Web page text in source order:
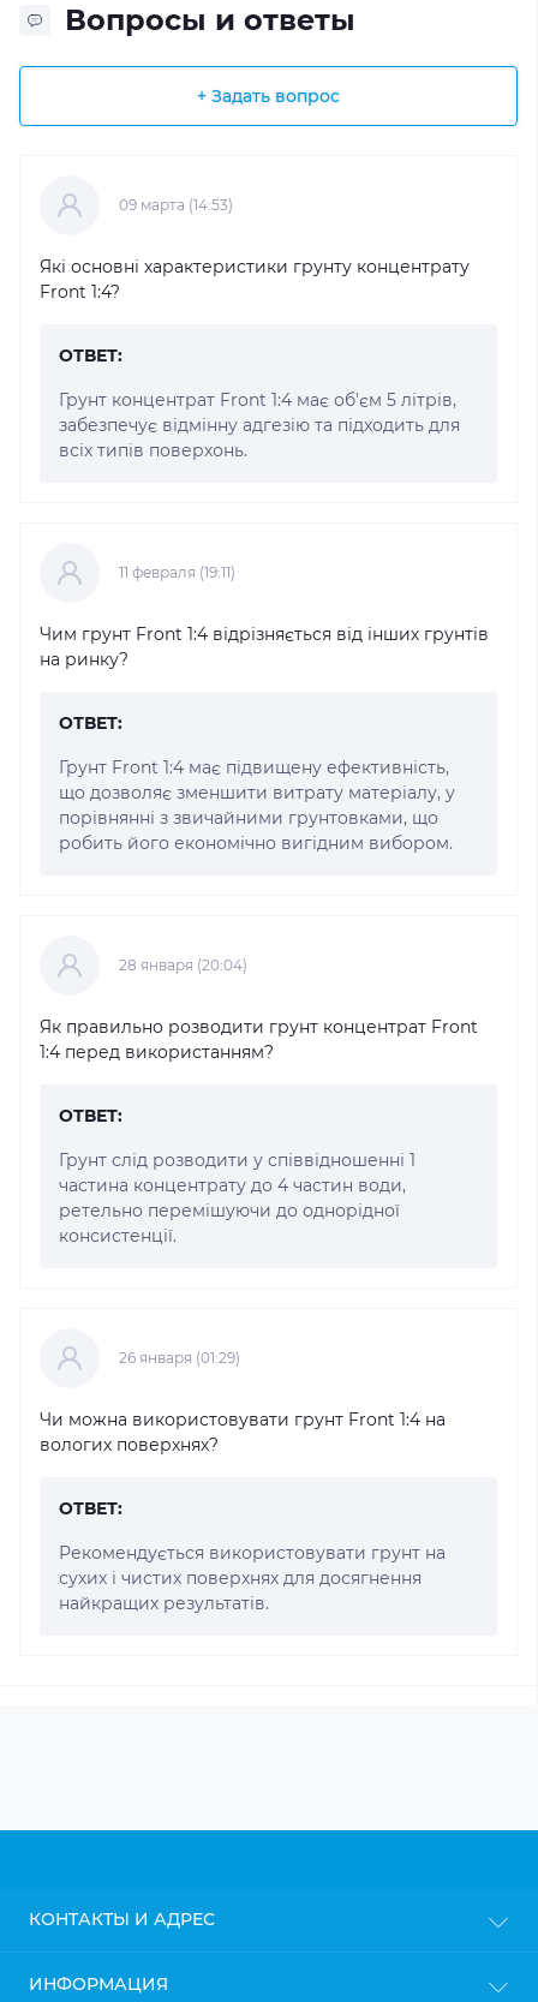
Вопросы и ответы
+ Задать вопрос
09 марта (14:53)
Які основні характеристики грунту концентрату
Front 1:4?
ОТВЕТ:
Грунт концентрат Front 1:4 має об'єм 5 літрів,
забезпечує відмінну адгезію та підходить для
всіх типів поверхонь.
11 февраля (19:11)
Чим грунт Front 1:4 відрізняється від інших грунтів
на ринку?
ОТВЕТ:
Грунт Front 1:4 має підвищену ефективність,
що дозволяє зменшити витрату матеріалу, у
порівнянні з звичайними грунтовками, що
робить його економічно вигідним вибором.
28 января (20:04)
Як правильно розводити грунт концентрат Front
1:4 перед використанням?
ОТВЕТ:
Грунт слід розводити у співвідношенні 1
частина концентрату до 4 частин води,
ретельно перемішуючи до однорідної
консистенції.
26 января (01:29)
Чи можна використовувати грунт Front 1:4 на
вологих поверхнях?
ОТВЕТ:
Рекомендується використовувати грунт на
сухих і чистих поверхнях для досягнення
найкращих результатів.
КОНТАКТЫ И АДРЕС
ИНФОРМАЦИЯ